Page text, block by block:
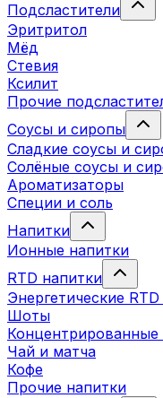
Подсластители
Эритритол
Мёд
Стевия
Ксилит
Прочие
Соусы и сиропы
Сладкие соусы и
Солёные соусы и
Ароматизаторы
Специи и соль
Напитки
Ионные напитки
RTD напитки
Энергетические
Шоты
Концентрированные
Чай и матча
Кофе
Прочие напитки